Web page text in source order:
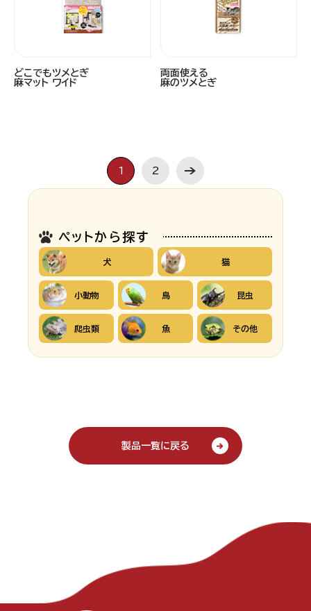
どこでもツメとぎ
麻マット ワイド
両面使える
麻のツメとぎ
1 2
ペットから探す
犬 猫
小動物 鳥 昆虫
爬虫類 魚 その他
製品一覧に戻る